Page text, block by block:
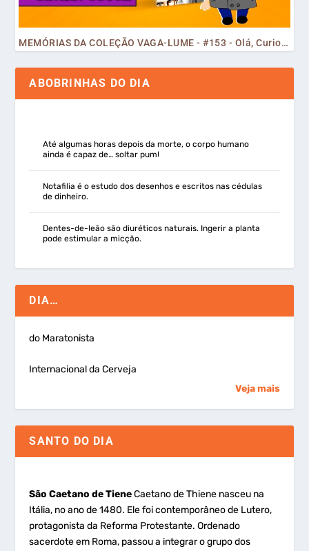
MEMÓRIAS DA COLEÇÃO VAGA-LUME - #153 - Olá, Curiosos! 2023
ABOBRINHAS DO DIA
Até algumas horas depois da morte, o corpo humano
ainda é capaz de… soltar pum!
Notafilia é o estudo dos desenhos e escritos nas cédulas
de dinheiro.
Dentes-de-leão são diuréticos naturais. Ingerir a planta
pode estimular a micção.
DIA…
do Maratonista
Internacional da Cerveja
Veja mais
SANTO DO DIA
São Caetano de TieneCaetano de Thiene nasceu na
Itália, no ano de 1480. Ele foi contemporâneo de Lutero,
protagonista da Reforma Protestante. Ordenado
sacerdote em Roma, passou a integrar o grupo dos